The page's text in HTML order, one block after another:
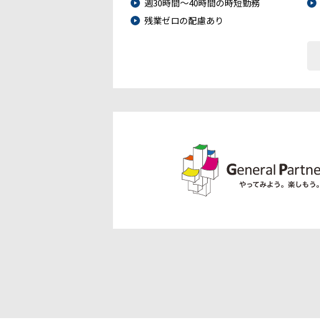
週30時間～40時間の時短勤務
残業ゼロの配慮あり